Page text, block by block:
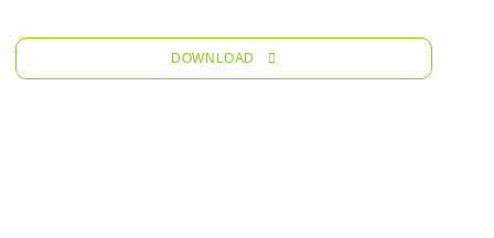
DOWNLOAD